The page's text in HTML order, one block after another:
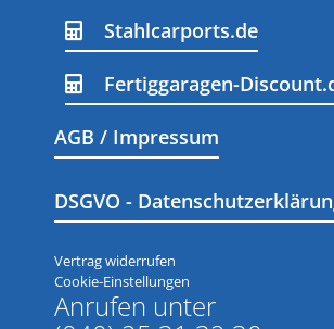
Stahlcarports.de
Fertiggaragen-
AGB / Impressum
DSGVO -
Vertrag widerrufen
Cookie-Einstellungen
Anrufen unter